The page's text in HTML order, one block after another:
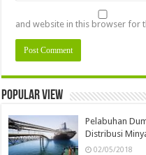
and website in this browser for
Popular view
Pelabuhan
Distribusi
02/05/2018